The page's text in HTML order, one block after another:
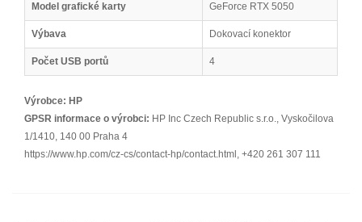
Model grafické karty GeForce RTX 5050
Výbava Dokovací konektor
Počet USB portů 4
Výrobce: HP
GPSR informace o výrobci: HP Inc Czech Republic s.r.o., Vyskočilova
1/1410, 140 00 Praha 4
https://www.hp.com/cz-cs/contact-hp/contact.html, +420 261 307 111